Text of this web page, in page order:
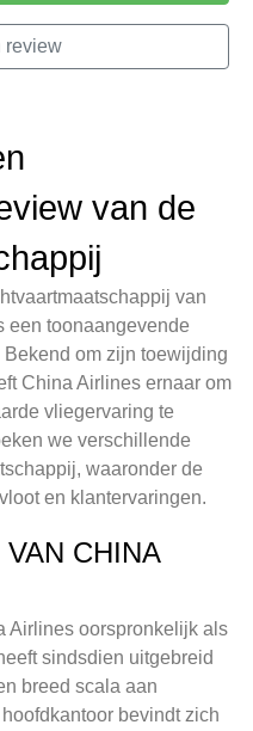
review
van de
van
een toonaangevende
om zijn toewijding
China Airlines ernaar om
vliegervaring te
we verschillende
waaronder de
en klantervaringen.
CHINA
Airlines oorspronkelijk als
sindsdien uitgebreid
breed scala aan
bevindt zich